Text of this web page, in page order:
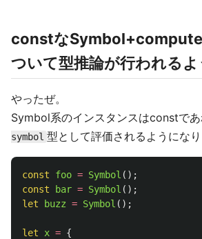
constな
ついて型推論が行われる
やったぜ。
Symbol系のインスタンスはconstで
symbol 型として評価されるようになり
const foo = Symbol ();
const
bar = Symbol ();
let
buzz = Symbol ();
let x = {